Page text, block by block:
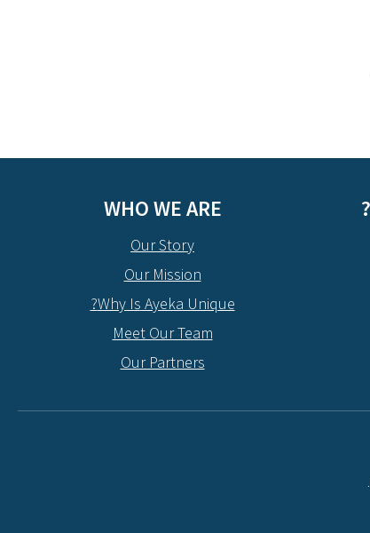
WHO WE ARE
Our Story
Our Mission
Why Is Ayeka Unique?
Meet Our Team
Our Partners
.